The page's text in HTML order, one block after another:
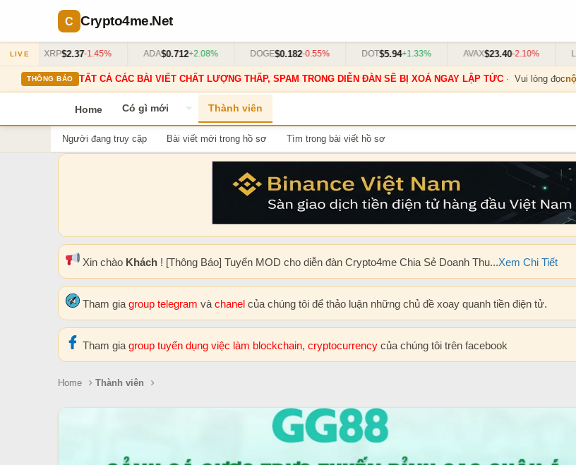
Crypto4me.Net
LIVE XRP$2.37-1.45% ADA$0.712+2.08% DOGE$0.182-0.55% DOT$5.94+1.33% AVAX$23.40-2.10% LINK
THÔNG BÁO TẤT CẢ CÁC BÀI VIẾT CHẤT LƯỢNG THẤP, SPAM TRONG DIỄN ĐÀN SẼ BỊ XOÁ NGAY LẬP TỨC· Vui lòng đọc
Home Có gì mới Thành viên
Người đang truy cập Bài viết mới trong hồ sơ Tìm trong bài viết hồ sơ
Xin chào Khách ! [Thông Báo] Tuyển MOD cho diễn đàn Crypto4me Chia Sẻ Doanh Thu...Xem Chi Tiết
Tham gia group telegram và chanel của chúng tôi để thảo luận những chủ đề xoay quanh tiền điện tử.
Tham gia group tuyển dụng việc làm blockchain, cryptocurrency của chúng tôi trên facebook
Home Thành viên